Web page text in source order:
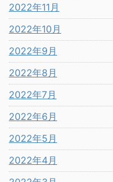
2022年11月
2022年10月
2022年9月
2022年8月
2022年7月
2022年6月
2022年5月
2022年4月